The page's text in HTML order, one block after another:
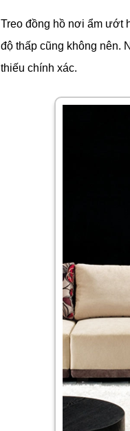
Treo đồng hồ nơi ẩm ướt
độ thấp cũng không nên.
thiếu chính xác.